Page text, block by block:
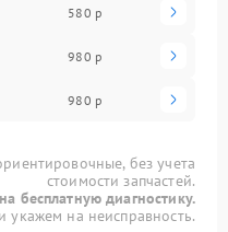
580 р
980 р
980 р
без учета
стоимости запчастей.
бесплатную диагностику.
на неисправность.